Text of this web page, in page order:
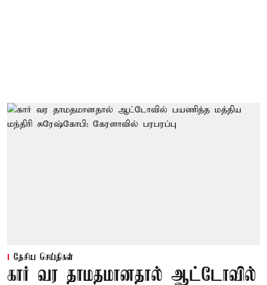
தேசிய செய்திகள்
கார் வர தாமதமானதால் ஆட்டோவில்